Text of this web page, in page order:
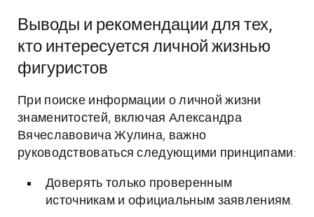
Выводы и рекомендации для тех,
кто интересуется личной жизнью
фигуристов
При поиске информации о личной жизни
знаменитостей, включая Александра
Вячеславовича Жулина, важно
руководствоваться следующими принципами:
Доверять только проверенным
источникам и официальным заявлениям.